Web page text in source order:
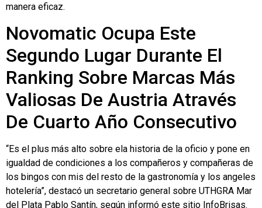
manera eficaz.
Novomatic Ocupa Este
Segundo Lugar Durante El
Ranking Sobre Marcas Más
Valiosas De Austria Através
De Cuarto Año Consecutivo
“Es el plus más alto sobre ela historia de la oficio y pone en
igualdad de condiciones a los compañeros y compañeras de
los bingos con mis del resto de la gastronomía y los angeles
hotelería”, destacó un secretario general sobre UTHGRA Mar
del Plata Pablo Santín, según informó este sitio InfoBrisas.